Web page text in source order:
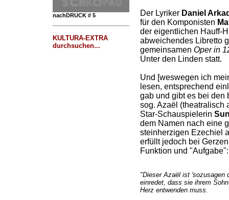
nachDRUCK # 5
KULTURA-EXTRA
durchsuchen...
Der Lyriker Daniel
für den Komponisten
der eigentlichen Hauff-
abweichendes Libretto
gemeinsamen Oper in
Unter den Linden statt.
Und [weswegen ich
lesen, entsprechend
gab und gibt es bei den
sog. Azaël (theatralisch
Star-Schauspielerin
dem Namen nach eine
steinherzigen Ezechiel
erfüllt jedoch bei
Funktion und "Aufgabe":
"Dieser Azaël ist 'sozusagen
einredet, dass sie ihrem
Herz entwenden muss.